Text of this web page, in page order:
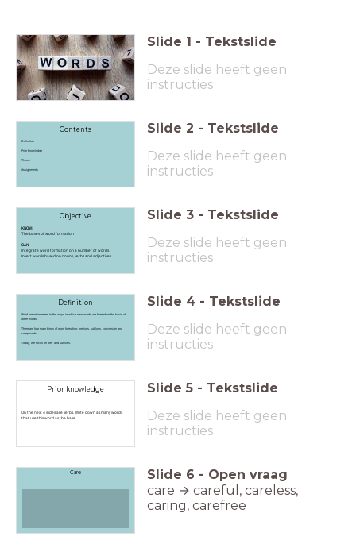
Slide 1 - Tekstslide
Deze slide heeft geen
instructies
Contents
Definition
Prior knowledge
Theory
Assignments
Slide 2 - Tekstslide
Deze slide heeft geen
instructies
Objective
KNOW:
The bases of word formation
CAN:
Integrate word formation on a number of words
Invert words based on nouns, verbs and adjectives
Slide 3 - Tekstslide
Deze slide heeft geen
instructies
Definition
Word formation refers to the ways in which new words are formed on the basis of
other words.
There are four main kinds of word formation: prefixes, suffixes, conversion and
compounds.
Today, we focus on pre- and suffixes.
Slide 4 - Tekstslide
Deze slide heeft geen
instructies
Prior knowledge
On the next 4 slides are verbs. Write down as many words
that use this word as the base.
Slide 5 - Tekstslide
Deze slide heeft geen
instructies
Care Slide 6 - Open vraag
care → careful, careless,
caring, carefree